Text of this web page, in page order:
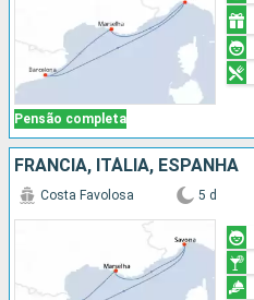
Pensão completa
FRANCIA, ITÁLIA, ESPANHA
Costa Favolosa 5 d